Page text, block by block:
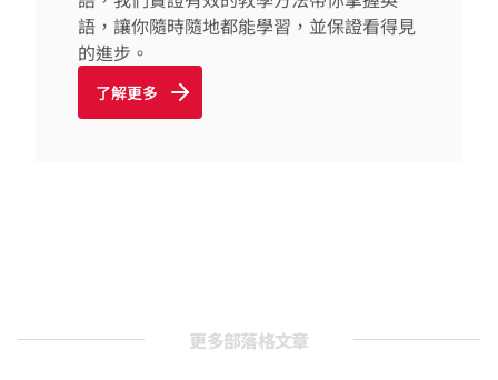
語，讓你隨時隨地都能學習，並保證看得見
的進步。
了解更多
更多部落格文章